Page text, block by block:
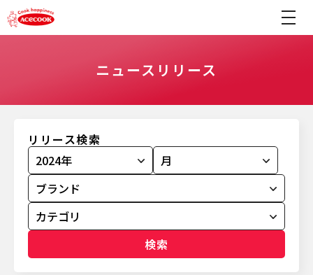
ニュースリリース
リリース検索
検索